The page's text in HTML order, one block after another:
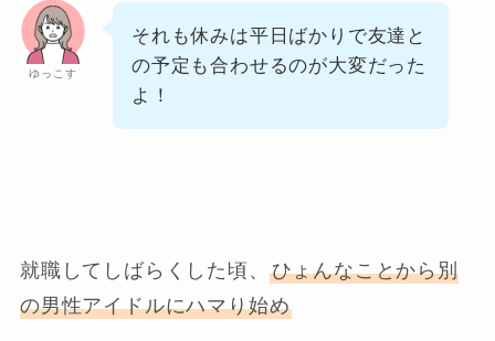
ゆっこす
それも休みは平日ばかりで友達と
の予定も合わせるのが大変だった
よ！
就職してしばらくした頃、 ひょんなことから別
の男性アイドルにハマり始め